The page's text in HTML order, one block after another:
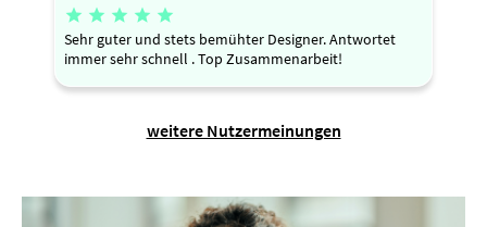
    
Sehr guter und stets bemühter Designer. Antwortet
immer sehr schnell . Top Zusammenarbeit!
weitere Nutzermeinungen